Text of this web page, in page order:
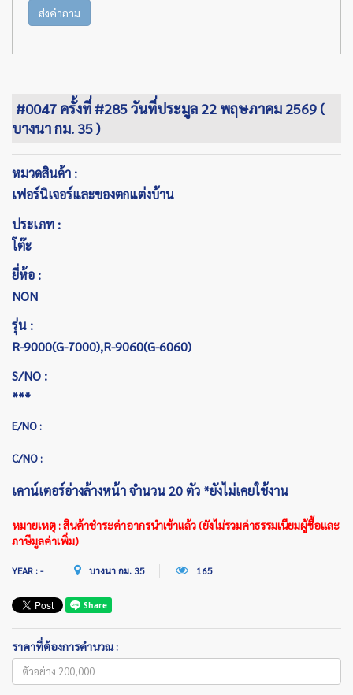
ส่งคำถาม
#0047 ครั้งที่ #285 วันที่ประมูล 22 พฤษภาคม 2569 (
บางนา กม. 35 )
หมวดสินค้า :
เฟอร์นิเจอร์และของตกแต่งบ้าน
ประเภท :
โต๊ะ
ยี่ห้อ :
NON
รุ่น :
R-9000(G-7000),R-9060(G-6060)
S/NO :
***
E/NO :
C/NO :
เคาน์เตอร์อ่างล้างหน้า จำนวน 20 ตัว *ยังไม่เคยใช้งาน
หมายเหตุ : สินค้าชำระค่าอากรนำเข้าแล้ว (ยังไม่รวมค่าธรรมเนียมผู้ซื้อและ
ภาษีมูลค่าเพิ่ม)
YEAR : - บางนา กม. 35 165
ราคาที่ต้องการคำนวณ :